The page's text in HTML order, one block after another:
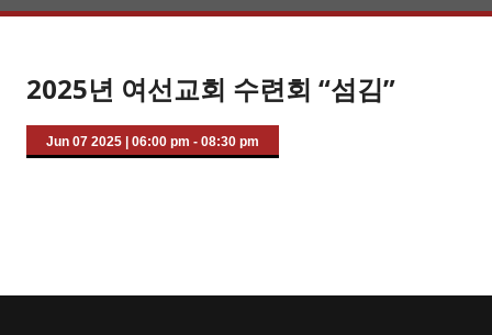
2025년 여선교회 수련회 “섬김”
Jun 07 2025 06:00 pm - 08:30 pm